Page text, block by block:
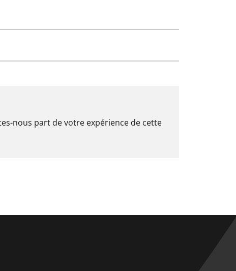
nous part de votre expérience de cette